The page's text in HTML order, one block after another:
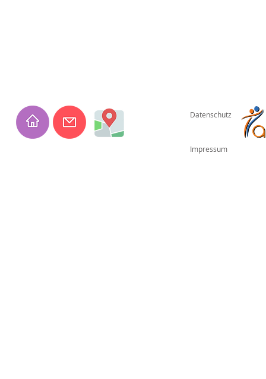
Datenschutz
Impressum